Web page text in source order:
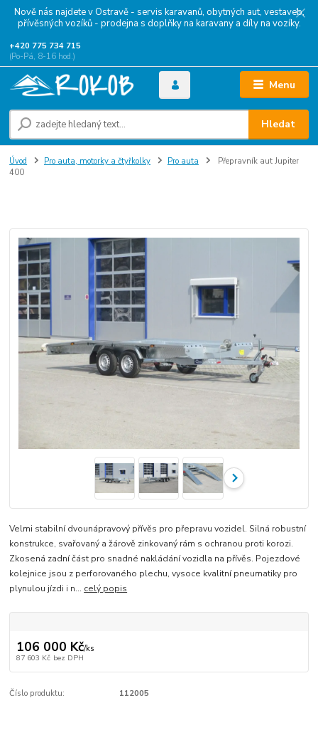
Nově nás najdete v Ostravě - servis karavanů, obytných aut, vestaveb,
přívěsných vozíků - prodejna s doplňky na karavany a díly na vozíky.
Menu
Hledat
+420 775 734 715
(Po-Pá, 8-16 hod.)
Úvod Pro auta, motorky a čtyřkolky Pro auta
Přepravník aut Jupiter
400
Velmi stabilní dvounápravový přívěs pro přepravu vozidel. Silná robustní
konstrukce, svařovaný a žárově zinkovaný rám s ochranou proti korozi.
Zkosená zadní část pro snadné nakládání vozidla na přívěs. Pojezdové
kolejnice jsou z perforovaného plechu, vysoce kvalitní pneumatiky pro
plynulou jízdi i n... celý popis
106 000 Kč/ks
87 603 Kč bez DPH
Číslo produktu: 112005